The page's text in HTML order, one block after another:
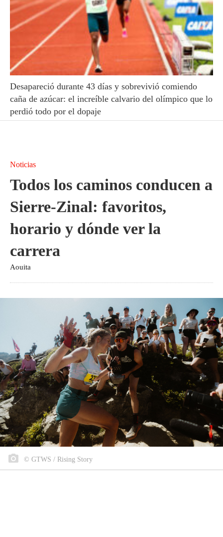
Desapareció durante 43 días y sobrevivió comiendo
caña de azúcar: el increíble calvario del olímpico que lo
perdió todo por el dopaje